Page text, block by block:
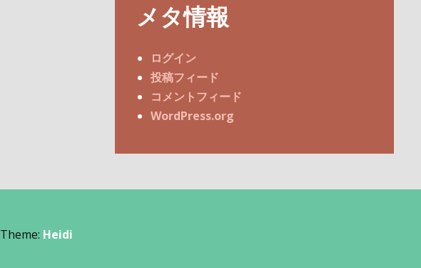
メタ情報
ログイン
投稿フィード
コメントフィード
WordPress.org
Theme: Heidi